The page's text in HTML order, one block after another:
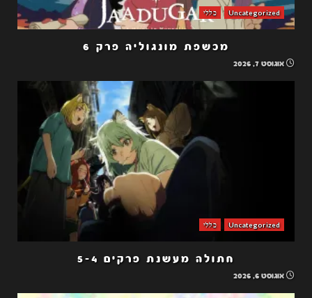
Uncategorized כללי
מכשפת מונגוליה פרק 6
אוגוסט 7, 2026
Uncategorized כללי
חתולה מעשנת פרקים 5-4
אוגוסט 6, 2026